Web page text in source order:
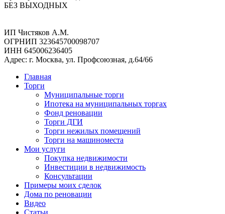
БЕЗ ВЫХОДНЫХ
ИП Чистяков А.М.
ОГРНИП 323645700098707
ИНН 645006236405
Адрес: г. Москва, ул. Профсоюзная, д.64/66
Главная
Торги
Муниципальные торги
Ипотека на муниципальных торгах
Фонд реновации
Торги ДГИ
Торги нежилых помещений
Торги на машиноместа
Мои услуги
Покупка недвижимости
Инвестиции в недвижимость
Консультации
Примеры моих сделок
Дома по реновации
Видео
Статьи